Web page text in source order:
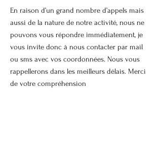
En raison d’un grand nombre d’appels mais
aussi de la nature de notre activité, nous ne
pouvons vous répondre immédiatement, je
vous invite donc à nous contacter par mail
ou sms avec vos coordonnées. Nous vous
rappellerons dans les meilleurs délais. Merci
de votre compréhension